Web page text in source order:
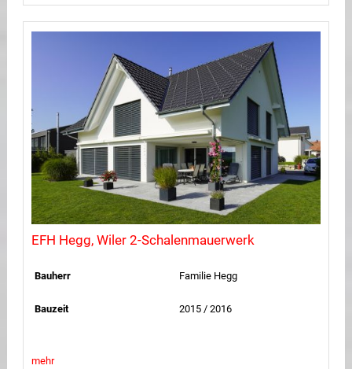
EFH Hegg, Wiler 2-Schalenmauerwerk
Bauherr Familie Hegg
Bauzeit 2015 / 2016
mehr